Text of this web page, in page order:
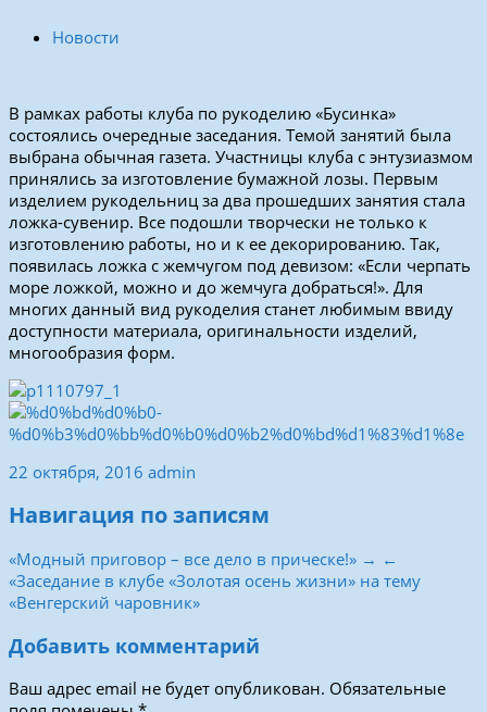
Новости
В рамках работы клуба по рукоделию «Бусинка»
состоялись очередные заседания. Темой занятий была
выбрана обычная газета. Участницы клуба с энтузиазмом
принялись за изготовление бумажной лозы. Первым
изделием рукодельниц за два прошедших занятия стала
ложка-сувенир. Все подошли творчески не только к
изготовлению работы, но и к ее декорированию. Так,
появилась ложка с жемчугом под девизом: «Если черпать
море ложкой, можно и до жемчуга добраться!». Для
многих данный вид рукоделия станет любимым ввиду
доступности материала, оригинальности изделий,
многообразия форм.
22 октября, 2016 admin
Навигация по записям
«Модный приговор – все дело в прическе!» → ←
«Заседание в клубе «Золотая осень жизни» на тему
«Венгерский чаровник»
Добавить комментарий
Ваш адрес email не будет опубликован. Обязательные